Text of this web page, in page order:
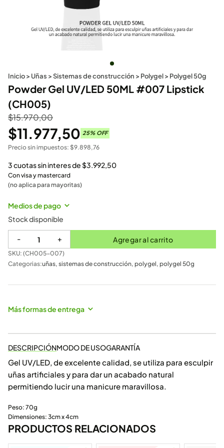
Inicio> Uñas >Sistemas de construcción > Polygel> Polygel 50g
Powder Gel UV/LED 50ML #007 Lipstick
(CH005)
$15.970,00
$11.977,50 25% OFF
Precio sin impuestos: $9.898,76
3 cuotas sin interes de$3.992,50
Con visa y mastercard
(no aplica para mayoritas)
Medios de pago
Stock disponible
- + Agregar al carrito
SKU: (CH005-007)
Categorias:uñas, sistemas de construcción, polygel, polygel 50g
Más formas de entrega
DESCRIPCIÓNMODO DE USOGARANTÍA
Gel UV/LED, de excelente calidad, se utiliza para esculpir
uñas artificiales y para dar un acabado natural
permitiendo lucir una manicure maravillosa.
Peso: 70g
Dimensiones: 3cm x 4cm
PRODUCTOS RELACIONADOS